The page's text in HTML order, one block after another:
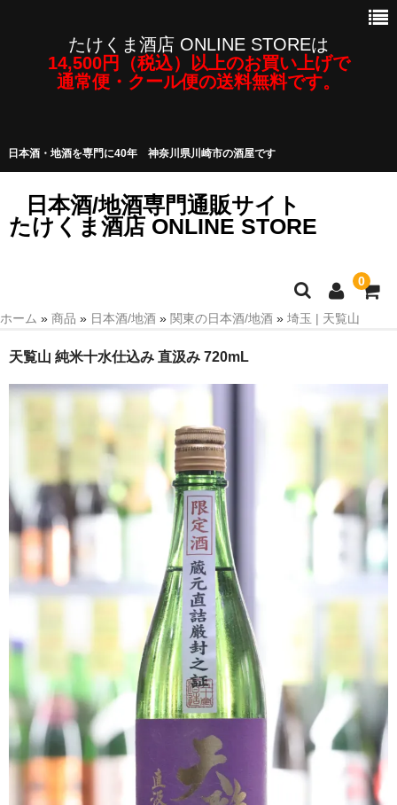
たけくま酒店 ONLINE STOREは
14,500円（税込）以上のお買い上げで
通常便・クール便の送料無料です。
日本酒・地酒を専門に40年 神奈川県川崎市の酒屋です
日本酒/地酒専門通販サイト
たけくま酒店 ONLINE STORE
0
ワイン
和リキュール・梅酒
おつまみなど
ご利用案内
ホーム » 商品 » 日本酒/地酒 » 関東の日本酒/地酒 » 埼玉 | 天覧山
天覧山 純米十水仕込み 直汲み 720mL